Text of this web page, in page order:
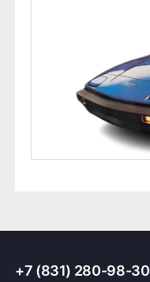
+7 (831) 280-98-30